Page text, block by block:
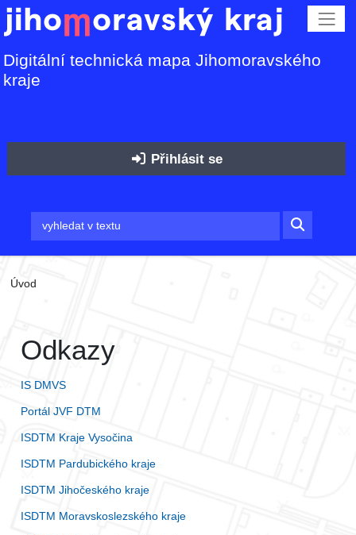
Digitální technická mapa Jihomoravského
kraje
Přihlásit se
Úvod
Odkazy
IS DMVS
Portál JVF DTM
ISDTM Kraje Vysočina
ISDTM Pardubického kraje
ISDTM Jihočeského kraje
ISDTM Moravskoslezského kraje